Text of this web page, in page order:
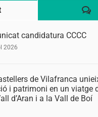
candidatura CCCC
2026
de Vilafranca
i patrimoni en un viatge
d’Aran i a la Vall de Boí